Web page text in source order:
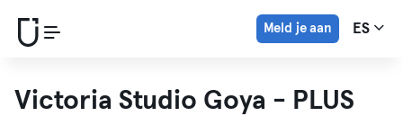
Meld je aan ES
Victoria Studio Goya - PLUS